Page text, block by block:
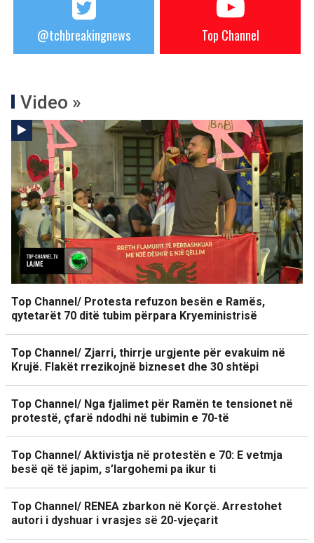
@tchbreakingnews Top Channel
Video »
Top Channel/ Protesta refuzon besën e Ramës,
qytetarët 70 ditë tubim përpara Kryeministrisë
Top Channel/ Zjarri, thirrje urgjente për evakuim në
Krujë. Flakët rrezikojnë bizneset dhe 30 shtëpi
Top Channel/ Nga fjalimet për Ramën te tensionet në
protestë, çfarë ndodhi në tubimin e 70-të
Top Channel/ Aktivistja në protestën e 70: E vetmja
besë që të japim, s’largohemi pa ikur ti
Top Channel/ RENEA zbarkon në Korçë. Arrestohet
autori i dyshuar i vrasjes së 20-vjeçarit